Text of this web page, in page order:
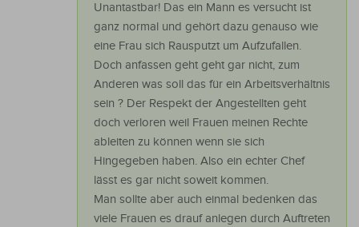
Unantastbar! Das ein Mann es versucht ist
ganz normal und gehört dazu genauso wie
eine Frau sich Rausputzt um Aufzufallen.
Doch anfassen geht geht gar nicht, zum
Anderen was soll das für ein Arbeitsverhältnis
sein ? Der Respekt der Angestellten geht
doch verloren weil Frauen meinen Rechte
ableiten zu können wenn sie sich
Hingegeben haben. Also ein echter Chef
lässt es gar nicht soweit kommen.
Man sollte aber auch einmal bedenken das
viele Frauen es drauf anlegen durch Auftreten